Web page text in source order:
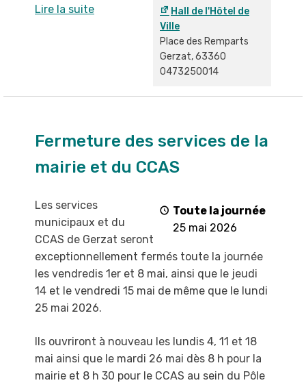
Hall de l'Hôtel de
Ville
Place des Remparts
Gerzat,63360
0473250014
Lire la suite
services
mairie
CCAS
Fermeture des services de la
mairie et du CCAS
Toute la journée
25 mai 2026
Les services
municipaux et du
CCAS de Gerzat seront
exceptionnellement fermés toute la journée
les vendredis 1er et 8 mai, ainsi que le jeudi
14 et le vendredi 15 mai de même que le lundi
25 mai 2026.
Ils ouvriront à nouveau les lundis 4, 11 et 18
mai ainsi que le mardi 26 mai dès 8 h pour la
mairie et 8 h 30 pour le CCAS au sein du Pôle